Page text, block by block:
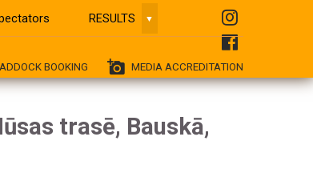
RESULTS ▼
add_a_photo MEDIA ACCREDITATION
BOOKING
trasē, Bauskā,